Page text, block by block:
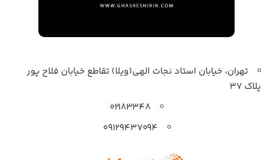
تهران، خیابان استاد نجات الهی(ویلا) تقاطع خیابان فلاح پور
پلاک 37
۰۲۱۸۳۳۴۸
۰۹۱۲۹۴۳۷۰۹۴